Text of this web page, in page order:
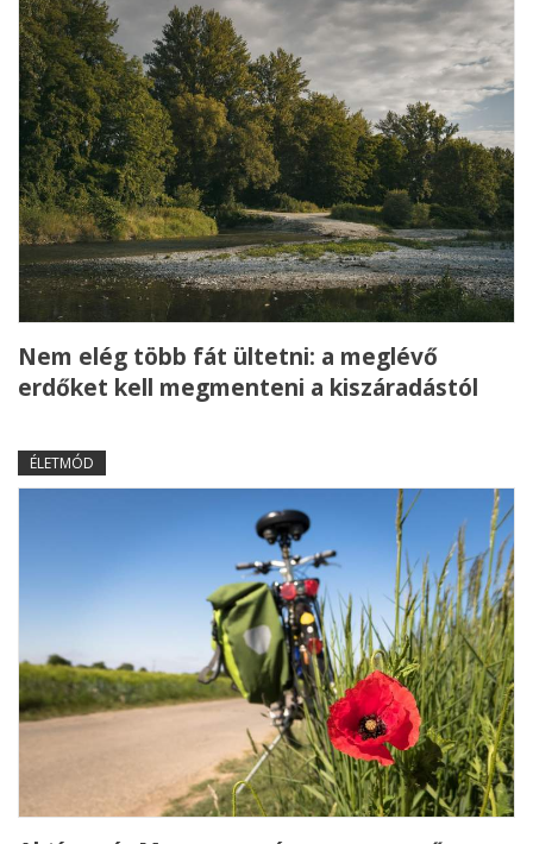
Nem elég több fát ültetni: a meglévő
erdőket kell megmenteni a kiszáradástól
ÉLETMÓD